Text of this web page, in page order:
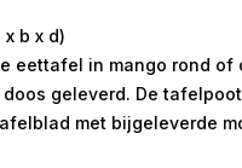
b x d)
eettafel in mango rond of
geleverd. De
met bijgeleverde